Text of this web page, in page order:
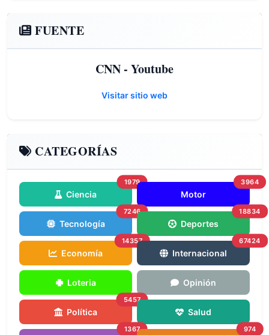
FUENTE
CNN - Youtube
Visitar sitio web
CATEGORÍAS
Ciencia
1979
Motor
3964
Tecnología
7246
Deportes
18834
Economía
14357
Internacional
67424
Loteria Opinión
Política
5457
Salud
1367 974